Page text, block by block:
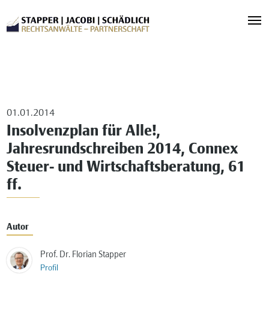
01.01.2014
Insolvenzplan für Alle!,
Jahresrundschreiben 2014, Connex
Steuer- und Wirtschaftsberatung, 61
ff.
Autor
Prof. Dr. Florian Stapper
Profil